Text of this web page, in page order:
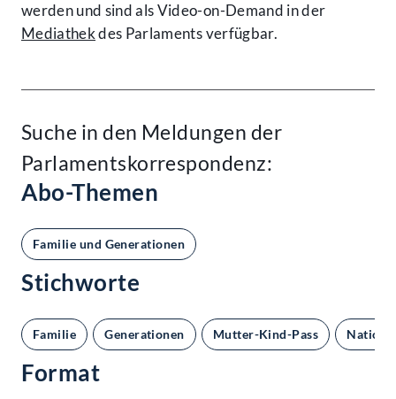
werden und sind als Video-on-Demand in der
Mediathekdes Parlaments verfügbar.
Suche in den Meldungen der
Parlamentskorrespondenz:
Abo-Themen
Familie und Generationen
Stichworte
Familie Generationen Mutter-Kind-Pass
Format